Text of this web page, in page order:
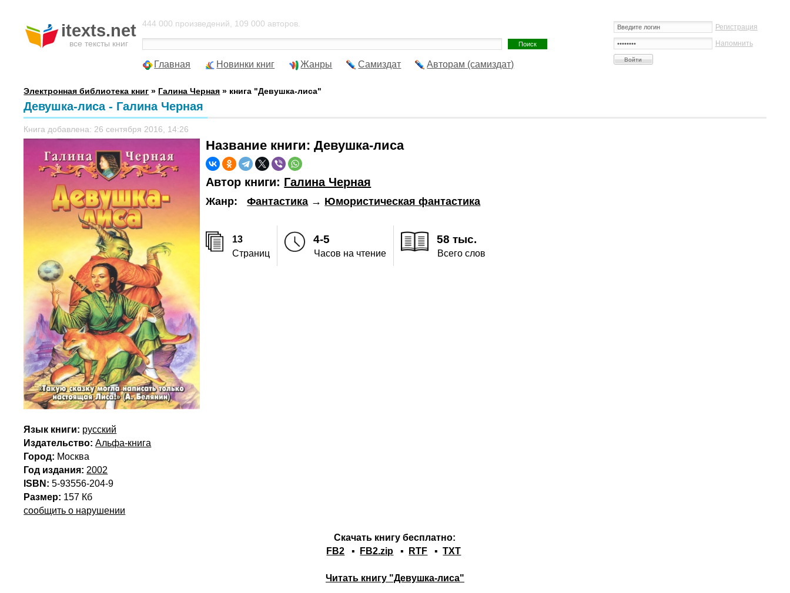
itexts.net
все тексты книг
Регистрация
Напомнить
444 000 произведений, 109 000 авторов.
Главная Новинки книг Жанры Самиздат Авторам (самиздат)
Электронная библиотека книг » Галина Черная » книга "Девушка-лиса"
Девушка-лиса - Галина Черная
Книга добавлена: 26 сентября 2016, 14:26
Название книги:Девушка-лиса
Автор книги: Галина Черная
Жанр: Фантастика → Юмористическая фантастика
13
Страниц
4-5
Часов на чтение
58 тыс.
Всего слов
Язык книги: русский
Издательство: Альфа-книга
Город: Москва
Год издания: 2002
ISBN: 5-93556-204-9
Размер: 157 Кб
сообщить о нарушении
Скачать книгу бесплатно:
FB2 ▪ FB2.zip ▪ RTF ▪TXT
Читать книгу "Девушка-лиса"